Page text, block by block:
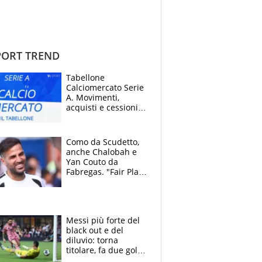
TREND
Tabellone
Calciomercato Serie
A. Movimenti,
acquisti e cessioni:
Como da Scudetto,
anche Chalobah e
Yan Couto da
Fabregas. "Fair Play
Messi più forte del
black out e del
diluvio: torna
titolare, fa due gol e